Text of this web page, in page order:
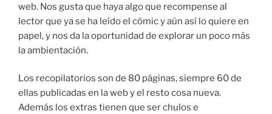
web. Nos gusta que haya algo que recompense al
lector que ya se ha leído el cómic y aún así lo quiere en
papel, y nos da la oportunidad de explorar un poco más
la ambientación.
Los recopilatorios son de 80 páginas, siempre 60 de
ellas publicadas en la web y el resto cosa nueva.
Además los extras tienen que ser chulos e